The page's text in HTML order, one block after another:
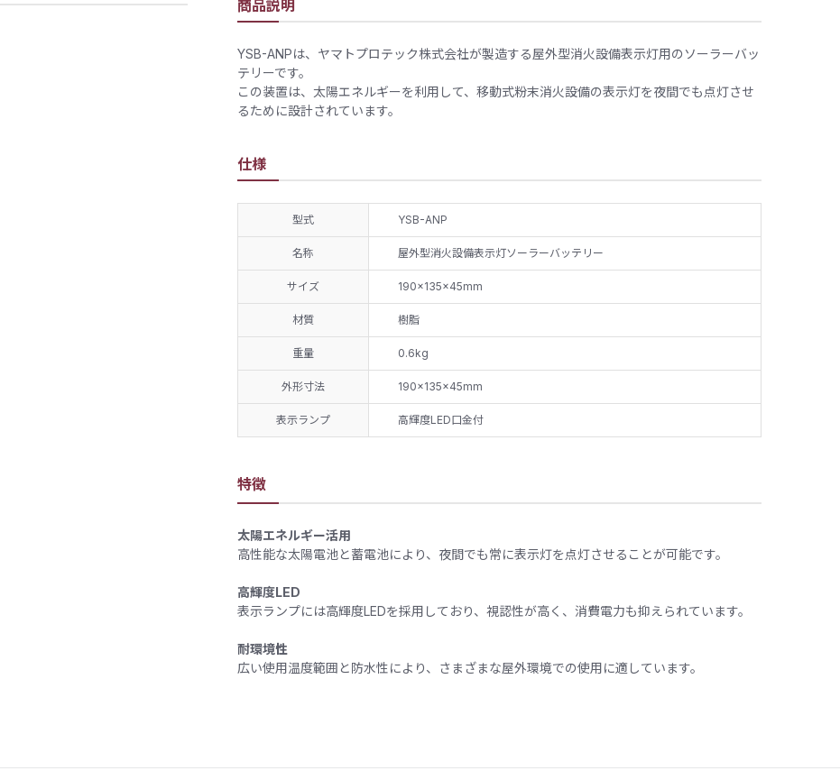
商品説明
​YSB-ANPは、ヤマトプロテック株式会社が製造する屋外型消火設備表示灯用のソーラーバッ
テリーです。​
この装置は、太陽エネルギーを利用して、移動式粉末消火設備の表示灯を夜間でも点灯させ
るために設計されています。
仕様
型式 YSB-ANP
名称 屋外型消火設備表示灯ソーラーバッテリー
サイズ 190×135×45mm
材質 樹脂
重量 0.6kg
外形寸法 190×135×45mm
表示ランプ 高輝度LED口金付
特徴
太陽エネルギー活用
高性能な太陽電池と蓄電池により、夜間でも常に表示灯を点灯させることが可能です。
高輝度LED
表示ランプには高輝度LEDを採用しており、視認性が高く、消費電力も抑えられています。​
耐環境性
広い使用温度範囲と防水性により、さまざまな屋外環境での使用に適しています。